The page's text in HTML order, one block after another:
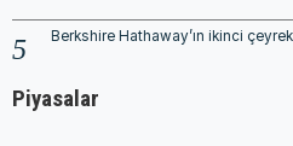
Berkshire Hathaway’ın ikinci çeyrek
Piyasalar